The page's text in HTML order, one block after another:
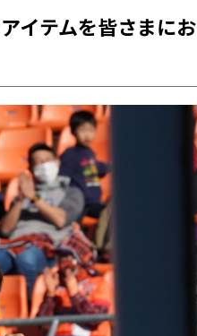
イテムを皆さまにお